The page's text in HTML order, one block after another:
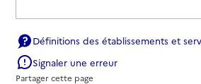
Définitions des établissements et
Signaler une erreur
Partager cette page